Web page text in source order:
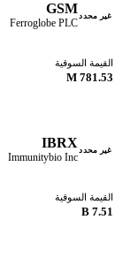
غير محدد GSM
Ferroglobe PLC
القيمة السوقية
781.53 M
غير محدد IBRX
Immunitybio Inc
القيمة السوقية
7.51 B